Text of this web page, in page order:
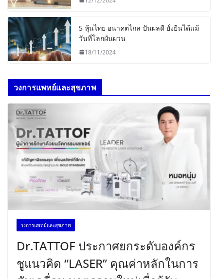
5 หุ้นไทย อนาคตไกล ปันผลดี ยั่งยืนได้แม้
วันที่โลกผันผวน
18/11/2024
วงการแพทย์และสุขภาพ
วงการแพทย์และสุขภาพ
Dr.TATTOF ประกาศยกระดับองค์กร
ชูแนวคิด “LASER” คุณค่าหลักในการ